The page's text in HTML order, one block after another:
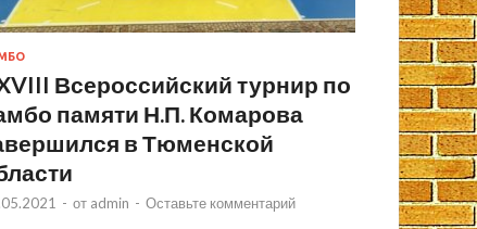
Всероссийский турнир по
памяти Н.П. Комарова
в Тюменской
- от admin - Оставьте комментарий